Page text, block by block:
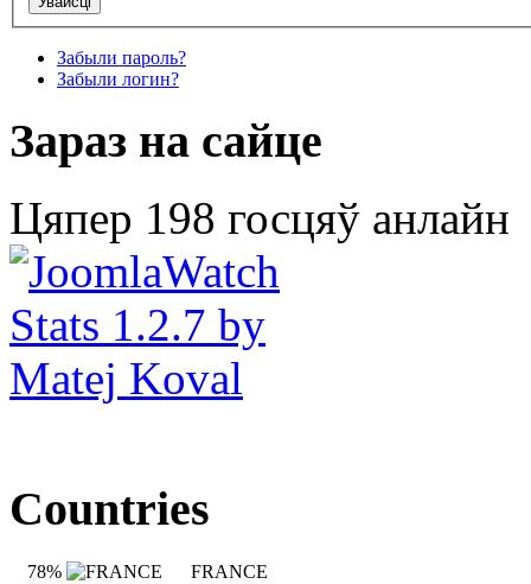
Забыли пароль?
Забыли логин?
Зараз на сайце
Цяпер 198 госцяў анлайн
Countries
78%
FRANCE